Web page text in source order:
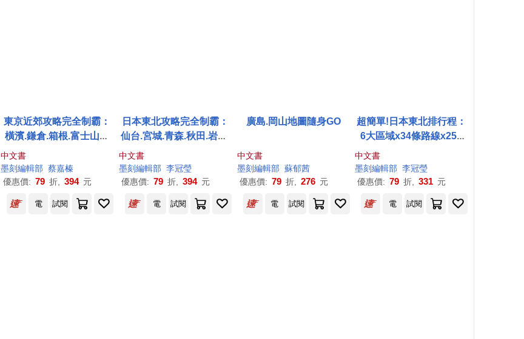
東京近郊攻略完全制霸：
橫濱.鎌倉.箱根.富士山河
口湖.靜岡伊豆.長野輕井
澤.埼玉.日光.草津溫泉
中文書
墨刻編輯部 蔡嘉榛
優惠價: 79 折, 394 元
日本東北攻略完全制霸：
仙台.宮城.青森.秋田.岩手.
中文書
墨刻編輯部 李冠瑩
優惠價: 79 折, 394 元
廣島.岡山地圖隨身GO
中文書
墨刻編輯部 蘇郁茜
優惠價: 79 折, 276 元
超簡單!日本東北排行程：
6大區域x34條路線x250
+食購遊宿一次串聯!1~2日
行程讓新手或玩家都能輕
鬆自由行
中文書
墨刻編輯部 李冠瑩
優惠價: 79 折, 331 元
電 試閱 電 試閱 電 試閱 電 試閱